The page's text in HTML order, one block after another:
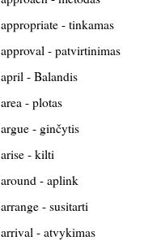
appropriate - tinkamas
approval - patvirtinimas
april - Balandis
area - plotas
argue - ginčytis
arise - kilti
around - aplink
arrange - susitarti
arrival - atvykimas